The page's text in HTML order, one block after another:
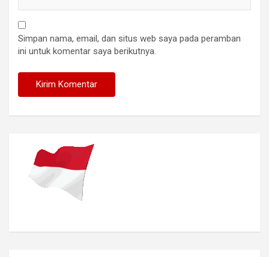
Simpan nama, email, dan situs web saya pada peramban
ini untuk komentar saya berikutnya.